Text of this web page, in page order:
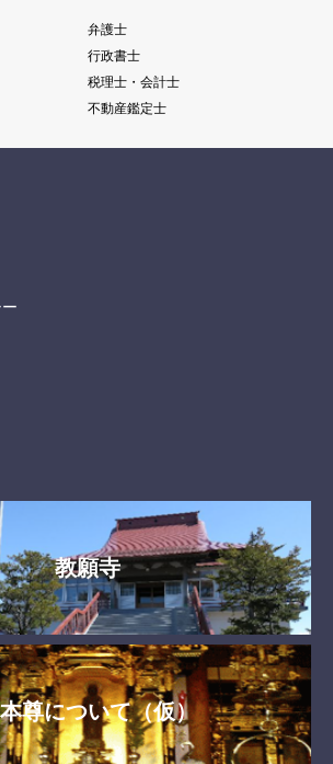
弁護士
行政書士
税理士・会計士
不動産鑑定士
教願寺
尊について（仮）